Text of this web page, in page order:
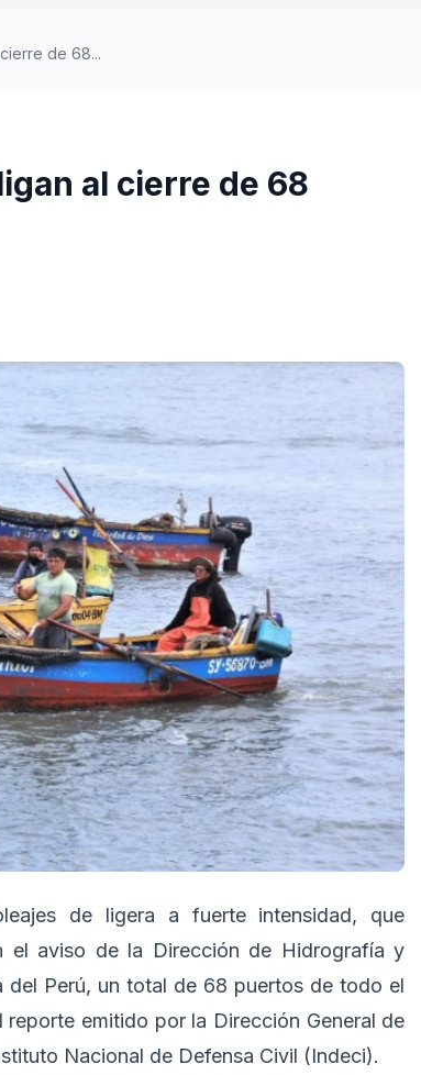
de 68...
al cierre de 68
de ligera a fuerte intensidad, que
el aviso de la Dirección de Hidrografía y
del Perú, un total de 68 puertos de todo el
emitido por la Dirección General de
Nacional de Defensa Civil (Indeci).